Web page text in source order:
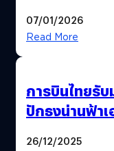
สังคม
07/01/2026
Read More
การบินไทยรั
ปักธงน่านฟ้า
26/12/2025